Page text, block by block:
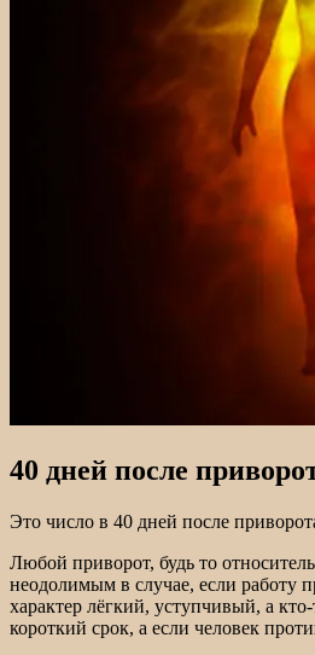
40 дней после
Это число в 40 дней после
Любой приворот, будь то
неодолимым в случае, если работу
характер лёгкий, уступчивый, а
короткий срок, а если человек